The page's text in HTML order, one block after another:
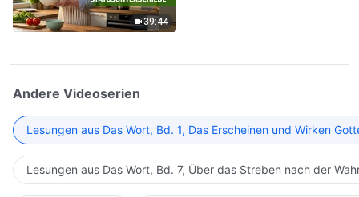
39:44
Andere Videoserien
Lesungen aus Das Wort, Bd. 1, Das Erscheinen und Wirken
Lesungen aus Das Wort, Bd. 7, Über das Streben nach der